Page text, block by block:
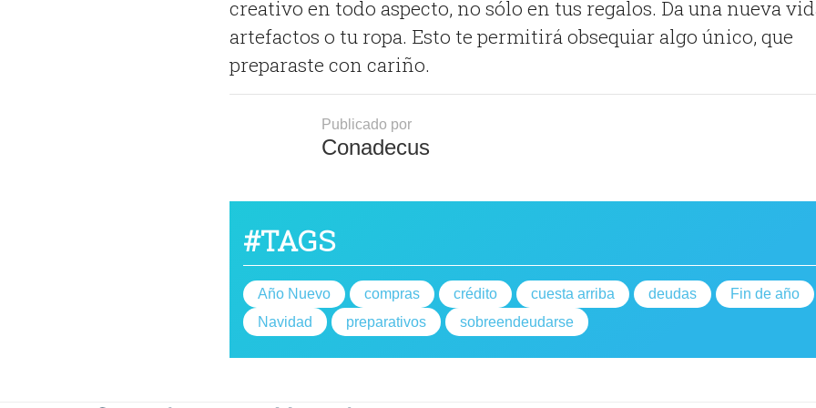
creativo en todo aspecto, no sólo en tus regalos. Da una nueva
artefactos o tu ropa. Esto te permitirá obsequiar algo único, que
preparaste con cariño.
Publicado por
Conadecus
#TAGS
Año Nuevo compras crédito cuesta arriba deudas
Fin de año
Navidad
preparativos sobreendeudarse